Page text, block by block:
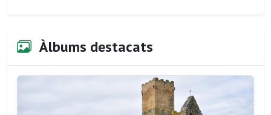
Àlbums destacats